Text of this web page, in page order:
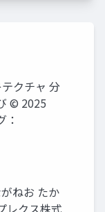
クチャ 分
© 2025
ねお たか